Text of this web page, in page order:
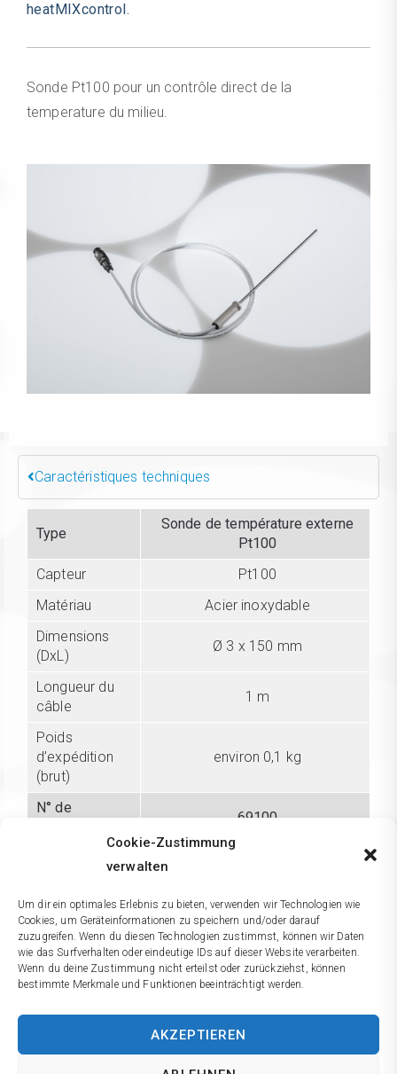
Cookie-Zustimmung
verwalten
Um dir ein optimales Erlebnis zu bieten, verwenden wir Technologien wie
Cookies, um Geräteinformationen zu speichern und/oder darauf
zuzugreifen. Wenn du diesen Technologien zustimmst, können wir Daten
wie das Surfverhalten oder eindeutige IDs auf dieser Website verarbeiten.
Wenn du deine Zustimmung nicht erteilst oder zurückziehst, können
bestimmte Merkmale und Funktionen beeinträchtigt werden.
AKZEPTIEREN
heatMIXcontrol.
Sonde Pt100 pour un contrôle direct de la
temperature du milieu.
Caractéristiques techniques
Type
Sonde de température externe
Pt100
Capteur
Pt100
Matériau
Acier inoxydable
Dimensions
(DxL)
Ø 3 x 150 mm
Longueur du
câble
1 m
Poids
d’expédition
(brut)
environ 0,1 kg
N° de
69100
fabrication. Sous réserve de modifications techniques.
Pas de responsabilité pour erreurs d’impression ou
d’ortographe.
+49 (89) 381 53 11 0